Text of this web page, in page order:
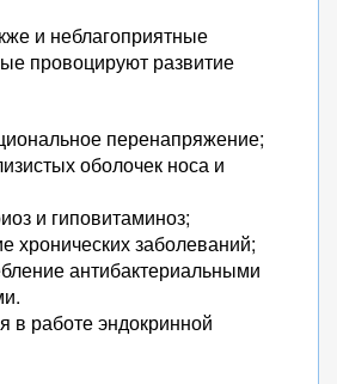
и неблагоприятные
провоцируют развитие
перенапряжение;
оболочек носа и
и гиповитаминоз;
хронических заболеваний;
антибактериальными
в работе эндокринной